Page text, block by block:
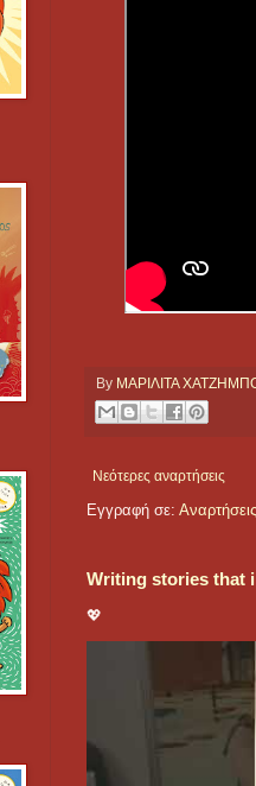
By ΜΑΡΙΛΙΤΑ
Νεότερες αναρτήσεις
Εγγραφή σε:
Writing stories that
💖